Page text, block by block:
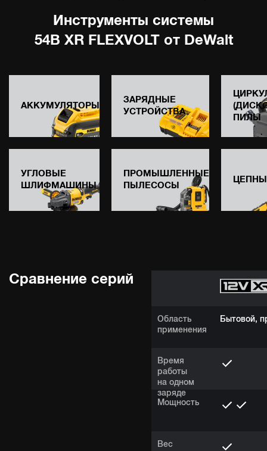
Инструменты системы
54В XR FLEXVOLT от DeWalt
АККУМУЛЯТОРЫ
ЗАРЯДНЫЕ
УСТРОЙСТВА
ПИЛЫ
УГЛОВЫЕ
ШЛИФМАШИНЫ
ПРОМЫШЛЕННЫЕ
ПЫЛЕСОСЫ
Сравнение серий
Область
применения
Время
работы
на одном
заряде
Мощность
Вес
Бытовой,